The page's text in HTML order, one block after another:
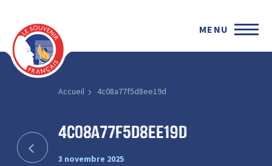
MENU
Accueil 4c08a77f5d8ee19d
4c08a77f5d8ee19d
3 novembre 2025